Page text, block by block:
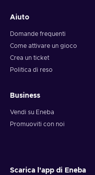
Aiuto
Domande frequenti
Come attivare un gioco
Crea un ticket
Politica di reso
Business
Vendi su Eneba
Promuoviti con noi
Scarica l'app di Eneba